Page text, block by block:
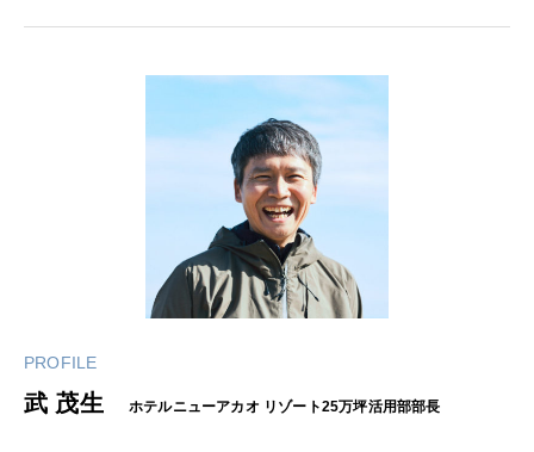
PROFILE
武 茂生 ホテルニューアカオ リゾート25万坪活用部部長